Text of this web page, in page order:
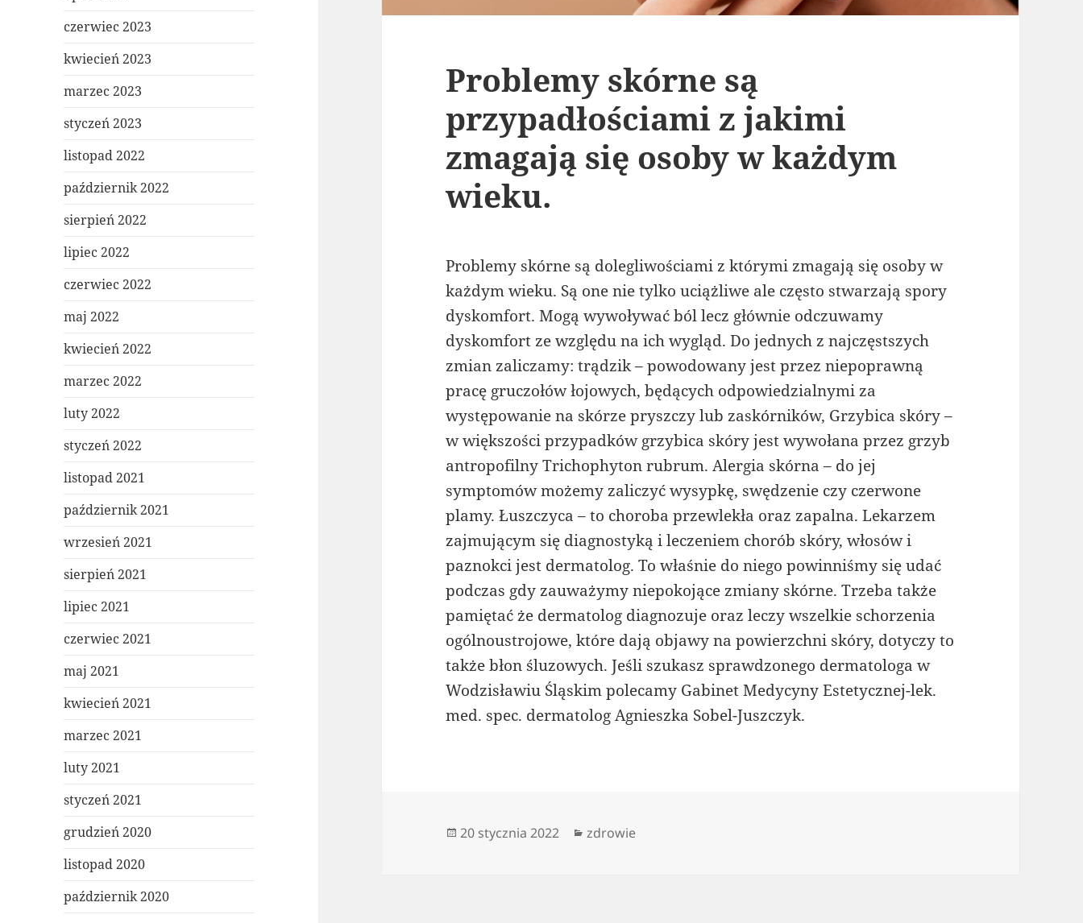
czerwiec 2023
kwiecień 2023
marzec 2023
styczeń 2023
listopad 2022
październik 2022
sierpień 2022
lipiec 2022
czerwiec 2022
maj 2022
kwiecień 2022
marzec 2022
luty 2022
styczeń 2022
listopad 2021
październik 2021
wrzesień 2021
sierpień 2021
lipiec 2021
czerwiec 2021
maj 2021
kwiecień 2021
marzec 2021
luty 2021
styczeń 2021
grudzień 2020
listopad 2020
październik 2020
Problemy skórne są
przypadłościami z jakimi
zmagają się osoby w każdym
wieku.
Problemy skórne są dolegliwościami z którymi zmagają się osoby w
każdym wieku. Są one nie tylko uciążliwe ale często stwarzają spory
dyskomfort. Mogą wywoływać ból lecz głównie odczuwamy
dyskomfort ze względu na ich wygląd. Do jednych z najczęstszych
zmian zaliczamy: trądzik – powodowany jest przez niepoprawną
pracę gruczołów łojowych, będących odpowiedzialnymi za
występowanie na skórze pryszczy lub zaskórników, Grzybica skóry –
w większości przypadków grzybica skóry jest wywołana przez grzyb
antropofilny Trichophyton rubrum. Alergia skórna – do jej
symptomów możemy zaliczyć wysypkę, swędzenie czy czerwone
plamy. Łuszczyca – to choroba przewlekła oraz zapalna. Lekarzem
zajmującym się diagnostyką i leczeniem chorób skóry, włosów i
paznokci jest dermatolog. To właśnie do niego powinniśmy się udać
podczas gdy zauważymy niepokojące zmiany skórne. Trzeba także
pamiętać że dermatolog diagnozuje oraz leczy wszelkie schorzenia
ogólnoustrojowe, które dają objawy na powierzchni skóry, dotyczy to
także błon śluzowych. Jeśli szukasz sprawdzonego dermatologa w
Wodzisławiu Śląskim polecamy Gabinet Medycyny Estetycznej-lek.
med. spec. dermatolog Agnieszka Sobel-Juszczyk.
Data
20 stycznia 2022 Kategorie
zdrowie